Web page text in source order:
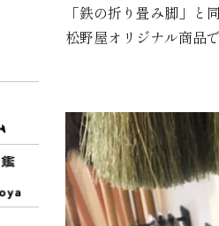
「鉄の折り畳み脚」と
松野屋オリジナル商品